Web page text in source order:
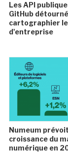
Les API
GitHub
cartographier
d'entreprise
Numeum
croissance du
numérique en